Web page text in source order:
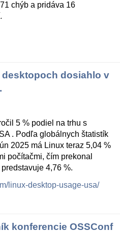
chýb a pridáva 16
dosiahlo v
5 % podiel na trhu s
. Podľa globálnych štatistík
2025 má Linux teraz 5,04 %
počítačmi, čím prekonal
predstavuje 4,76 %.
linux-desktop-usage-usa/
konferencie OSSConf